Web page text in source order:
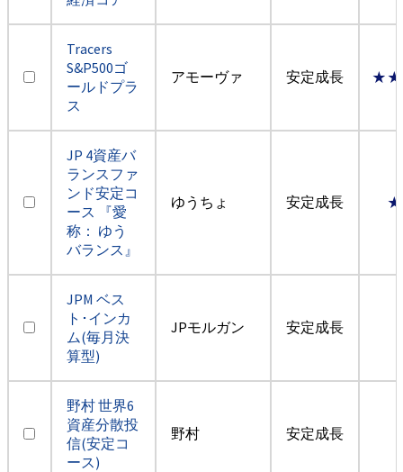
Tracers
S&P500ゴ
ールドプラ
ス
アモーヴァ 安定成長
JP 4資産バ
ランスファ
ンド安定コ
ース 『愛
称： ゆう
バランス』
ゆうちょ 安定成長
JPM ベス
ト･インカ
ム(毎月決
算型)
JPモルガン 安定成長
野村 世界6
資産分散投
信(安定コ
ース)
野村 安定成長